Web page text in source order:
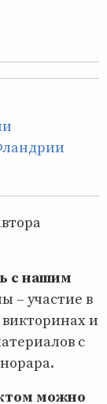
с нашим
– участие в
и
с
можно